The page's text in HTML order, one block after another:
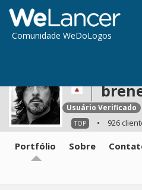
Comunidade WeDoLogos
Usuário Verificado
TOP • 926
Portfólio Sobre